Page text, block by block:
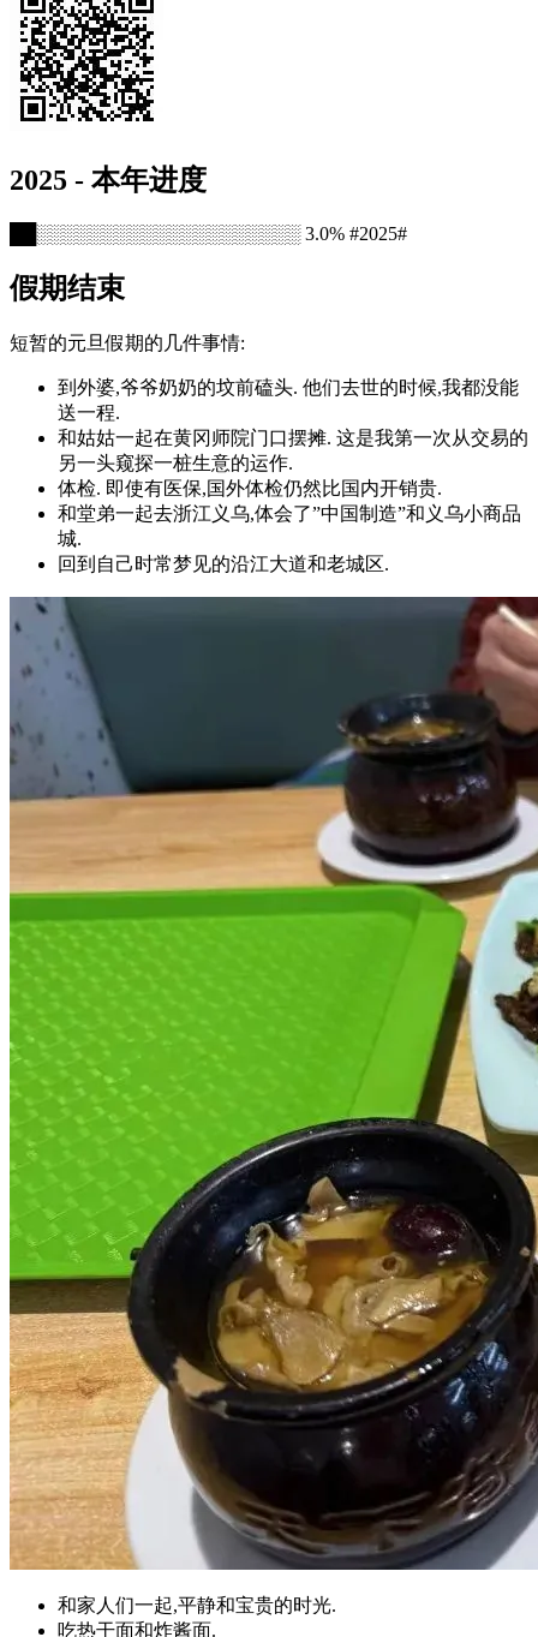
2025 - 本年进度
██░░░░░░░░░░░░░░░░░░░░ 3.0% #2025#
假期结束
短暂的元旦假期的几件事情:
到外婆,爷爷奶奶的坟前磕头. 他们去世的时候,我都没能
送一程.
和姑姑一起在黄冈师院门口摆摊. 这是我第一次从交易的
另一头窥探一桩生意的运作.
体检. 即使有医保,国外体检仍然比国内开销贵.
和堂弟一起去浙江义乌,体会了”中国制造”和义乌小商品
城.
回到自己时常梦见的沿江大道和老城区.
和家人们一起,平静和宝贵的时光.
吃热干面和炸酱面.